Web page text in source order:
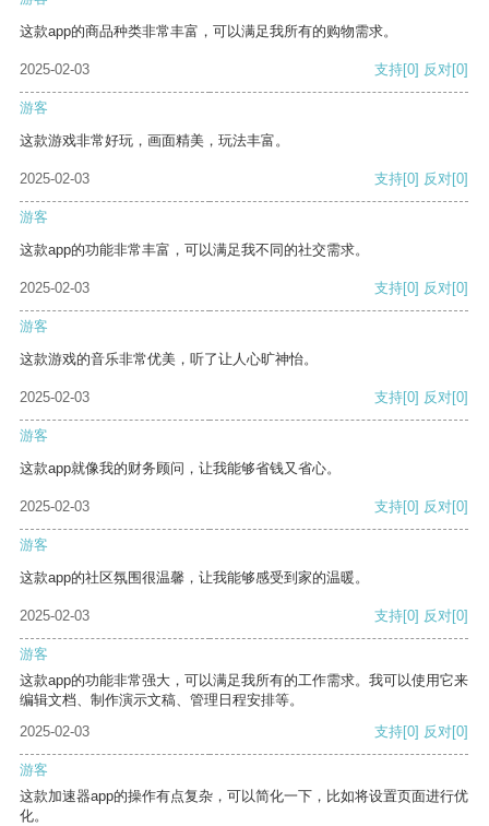
这款app的商品种类非常丰富，可以满足我所有的购物需求。
2025-02-03 支持[0] 反对[0]
游客
这款游戏非常好玩，画面精美，玩法丰富。
2025-02-03 支持[0] 反对[0]
游客
这款app的功能非常丰富，可以满足我不同的社交需求。
2025-02-03 支持[0] 反对[0]
游客
这款游戏的音乐非常优美，听了让人心旷神怡。
2025-02-03 支持[0] 反对[0]
游客
这款app就像我的财务顾问，让我能够省钱又省心。
2025-02-03 支持[0] 反对[0]
游客
这款app的社区氛围很温馨，让我能够感受到家的温暖。
2025-02-03 支持[0] 反对[0]
游客
这款app的功能非常强大，可以满足我所有的工作需求。我可以使用它来
编辑文档、制作演示文稿、管理日程安排等。
2025-02-03
支持[0] 反对[0]
游客
这款加速器app的操作有点复杂，可以简化一下，比如将设置页面进行优
化。